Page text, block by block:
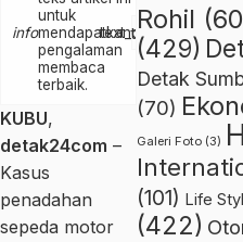
info
untuk
mendapatkan
pengalaman
membaca
terbaik.
text_decrease
text_increase
KUBU,
detak24com –
Kasus
penadahan
sepeda motor
Rohil
(429)
Detak
(70)
Galeri Foto (3)
(101) Life
(422)